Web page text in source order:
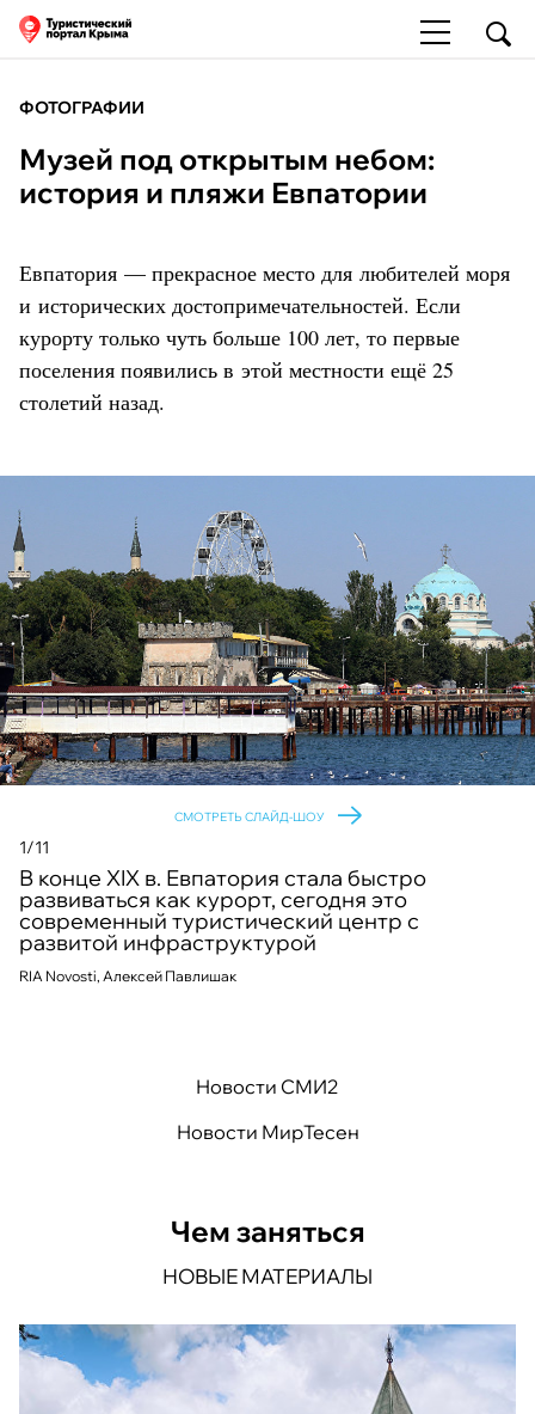
ФОТОГРАФИИ
Музей под открытым небом:
история и пляжи Евпатории
Евпатория — прекрасное место для любителей моря
и исторических достопримечательностей. Если
курорту только чуть больше 100 лет, то первые
поселения появились в этой местности ещё 25
столетий назад.
СМОТРЕТЬ СЛАЙД-ШОУ
1/11
В конце XIX в. Евпатория стала быстро
развиваться как курорт, сегодня это
современный туристический центр с
развитой инфраструктурой
RIA Novosti, Алексей Павлишак
Новости СМИ2
Новости МирТесен
Чем заняться
НОВЫЕ МАТЕРИАЛЫ